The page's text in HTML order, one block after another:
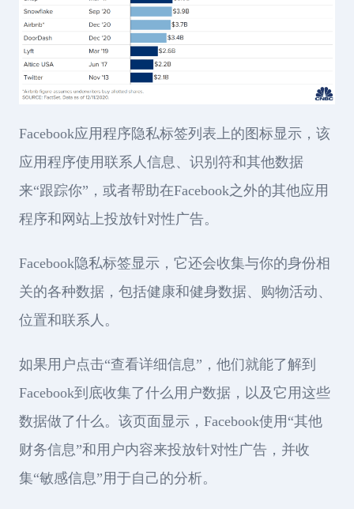
Facebook应用程序隐私标签列表上的图标显示，该
应用程序使用联系人信息、识别符和其他数据
来“跟踪你”，或者帮助在Facebook之外的其他应用
程序和网站上投放针对性广告。
Facebook隐私标签显示，它还会收集与你的身份相
关的各种数据，包括健康和健身数据、购物活动、
位置和联系人。
如果用户点击“查看详细信息”，他们就能了解到
Facebook到底收集了什么用户数据，以及它用这些
数据做了什么。该页面显示，Facebook使用“其他
财务信息”和用户内容来投放针对性广告，并收
集“敏感信息”用于自己的分析。